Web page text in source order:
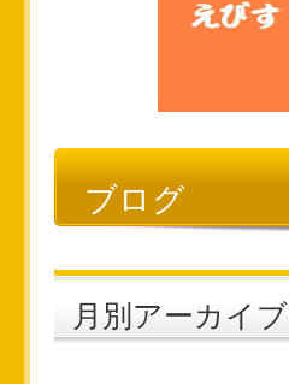
ブログ
月別アーカイブ